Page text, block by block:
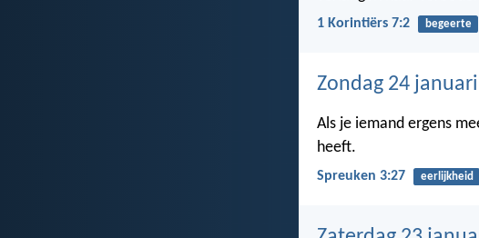
1 Korintiërs 7:2 begeerte
Zondag 24
Als je iemand ergens
heeft.
Spreuken 3:27 eerlijkheid